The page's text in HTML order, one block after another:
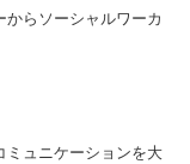
からソーシャルワーカ
ミュニケーションを大